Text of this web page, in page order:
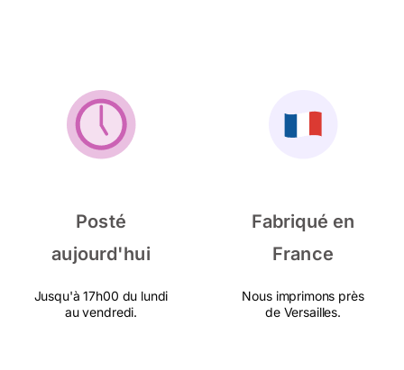
Posté
aujourd'hui
Jusqu'à 17h00 du lundi
au vendredi.
Fabriqué en
France
Nous imprimons près
de Versailles.